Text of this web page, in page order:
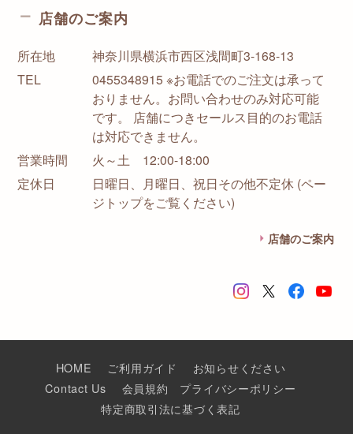
店舗のご案内
所在地
神奈川県横浜市西区浅間町3-168-13
TEL
0455348915 ※お電話でのご注文は承って
おりません。お問い合わせのみ対応可能
です。 店舗につきセールス目的のお電話
は対応できません。
営業時間
火～土 12:00-18:00
定休日
日曜日、月曜日、祝日その他不定休 (ペー
ジトップをご覧ください)
店舗のご案内
HOME ご利用ガイド
お知らせください
Contact Us
会員規約
プライバシーポリシー
特定商取引法に基づく表記